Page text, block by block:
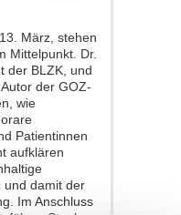
März, stehen
Mittelpunkt. Dr.
der BLZK, und
der GOZ-
wie
Patientinnen
aufklären
und damit der
Im Anschluss